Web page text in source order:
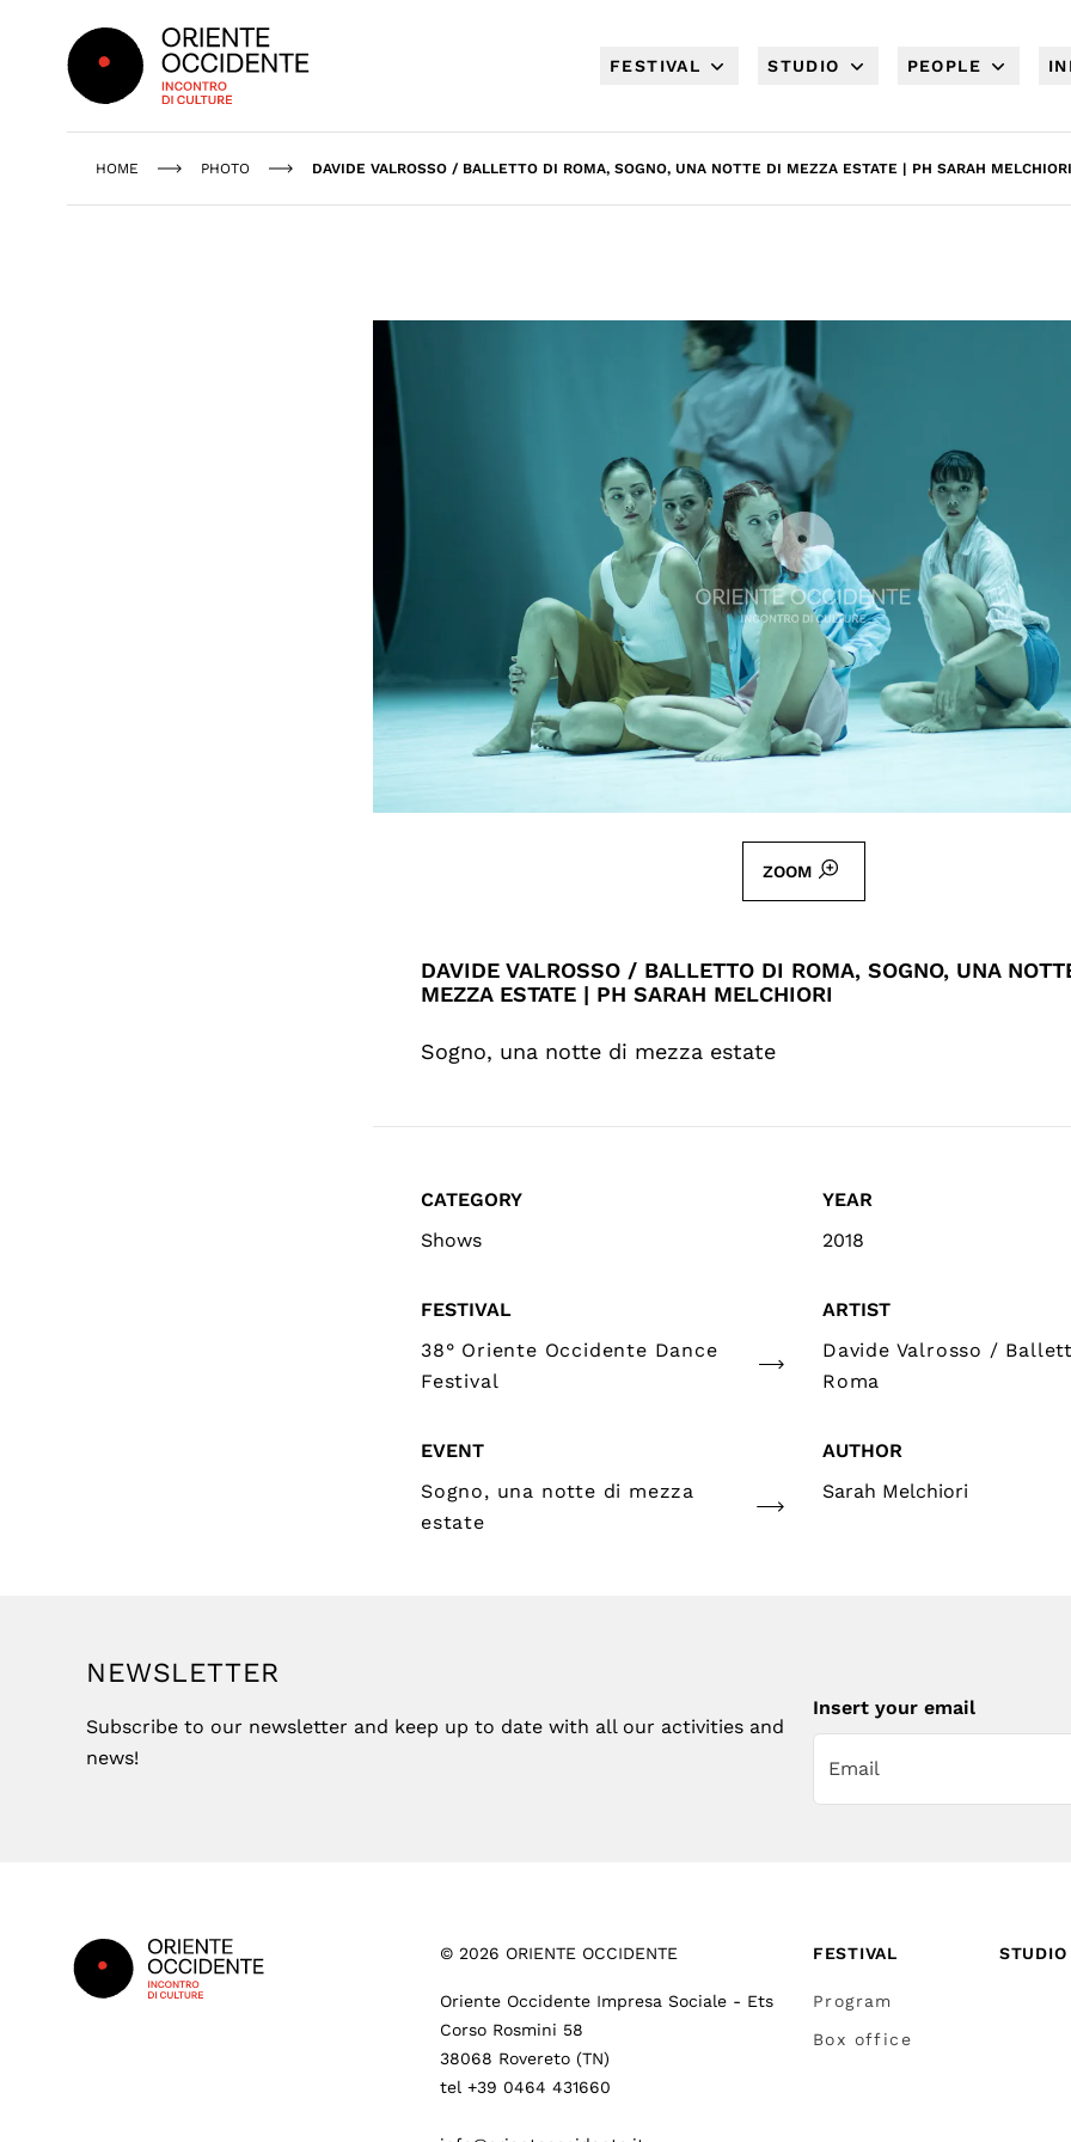
Oriente Occidente
FESTIVAL STUDIO PEOPLE
HOME PHOTO DAVIDE VALROSSO / BALLETTO DI ROMA, SOGNO, UNA NOTTE DI MEZZA ESTATE | PH SARAH MELCHIORI
ZOOM
DAVIDE VALROSSO / BALLETTO DI ROMA, SOGNO, UNA
MEZZA ESTATE | PH SARAH MELCHIORI
Sogno, una notte di mezza estate
CATEGORY
Shows
YEAR
2018
FESTIVAL
38° Oriente Occidente Dance
Festival
ARTIST
Davide Valrosso /
Roma
EVENT
Sogno, una notte di mezza
estate
AUTHOR
Sarah Melchiori
NEWSLETTER
Subscribe to our newsletter and keep up to date with all our activities and
news!
Insert your email
© 2026 ORIENTE OCCIDENTE
Oriente Occidente Impresa Sociale - Ets
Corso Rosmini 58
38068 Rovereto (TN)
tel +39 0464 431660
FESTIVAL
Program
Box office
STUDIO